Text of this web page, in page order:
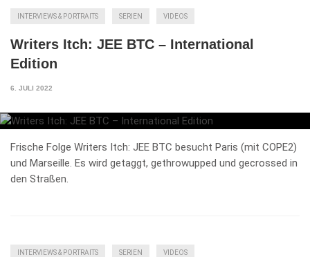
INTERVIEWS & PORTRAITS SERIEN VIDEOS
Writers Itch: JEE BTC – International
Edition
6. JULI 2022
Frische Folge Writers Itch: JEE BTC besucht Paris (mit COPE2)
und Marseille. Es wird getaggt, gethrowupped und gecrossed in
den Straßen.
INTERVIEWS & PORTRAITS SERIEN VIDEOS